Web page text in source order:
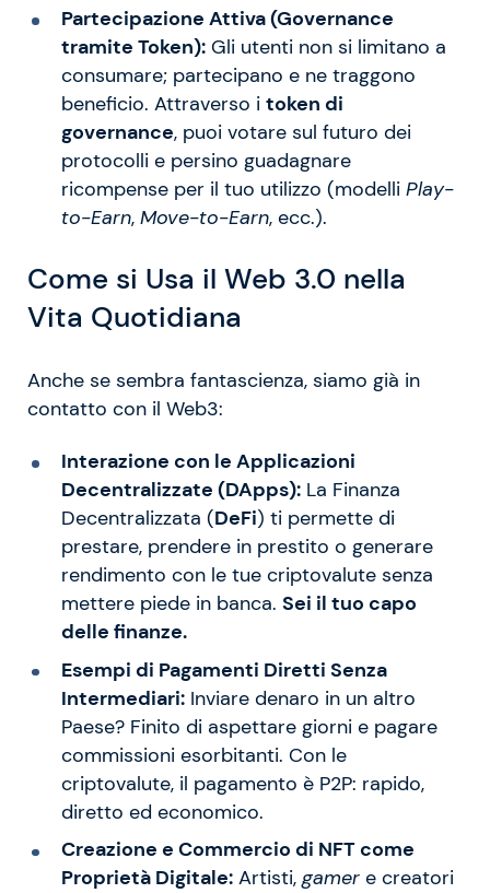
Partecipazione Attiva (Governance
tramite Token):Gli utenti non si limitano a
consumare; partecipano e ne traggono
beneficio. Attraverso i token di
governance, puoi votare sul futuro dei
protocolli e persino guadagnare
ricompense per il tuo utilizzo (modelli Play-
to-Earn, Move-to-Earn, ecc.).
Come si Usa il Web 3.0 nella
Vita Quotidiana
Anche se sembra fantascienza, siamo già in
contatto con il Web3:
Interazione con le Applicazioni
Decentralizzate (DApps):La Finanza
Decentralizzata (DeFi) ti permette di
prestare, prendere in prestito o generare
rendimento con le tue criptovalute senza
mettere piede in banca. Sei il tuo capo
delle finanze.
Esempi di Pagamenti Diretti Senza
Intermediari:Inviare denaro in un altro
Paese? Finito di aspettare giorni e pagare
commissioni esorbitanti. Con le
criptovalute, il pagamento è P2P: rapido,
diretto ed economico.
Creazione e Commercio di NFT come
Proprietà Digitale:Artisti,gamere creatori